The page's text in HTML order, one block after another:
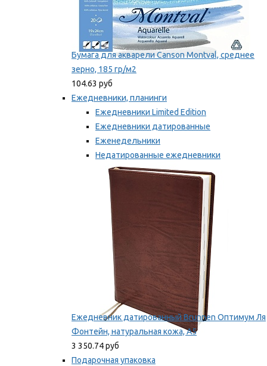
Бумага для акварели Canson Montval, среднее
зерно, 185 гр/м2
104.63 руб
Ежедневники, планинги
Ежедневники Limited Edition
Ежедневники датированные
Еженедельники
Недатированные ежедневники
Планинги
Мы рекомендуем
Ежедневник датированный Brunnen Оптимум Ля
Фонтейн, натуральная кожа, А5
3 350.74 руб
Подарочная упаковка